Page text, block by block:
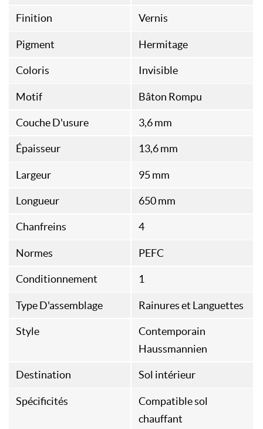
Finition Vernis
Pigment Hermitage
Coloris Invisible
Motif Bâton Rompu
Couche D'usure 3,6 mm
Épaisseur 13,6 mm
Largeur 95 mm
Longueur 650 mm
Chanfreins 4
Normes PEFC
Conditionnement 1
Type D'assemblage Rainures et Languettes
Style
Contemporain
Haussmannien
Destination Sol intérieur
Spécificités
Compatible sol
chauffant